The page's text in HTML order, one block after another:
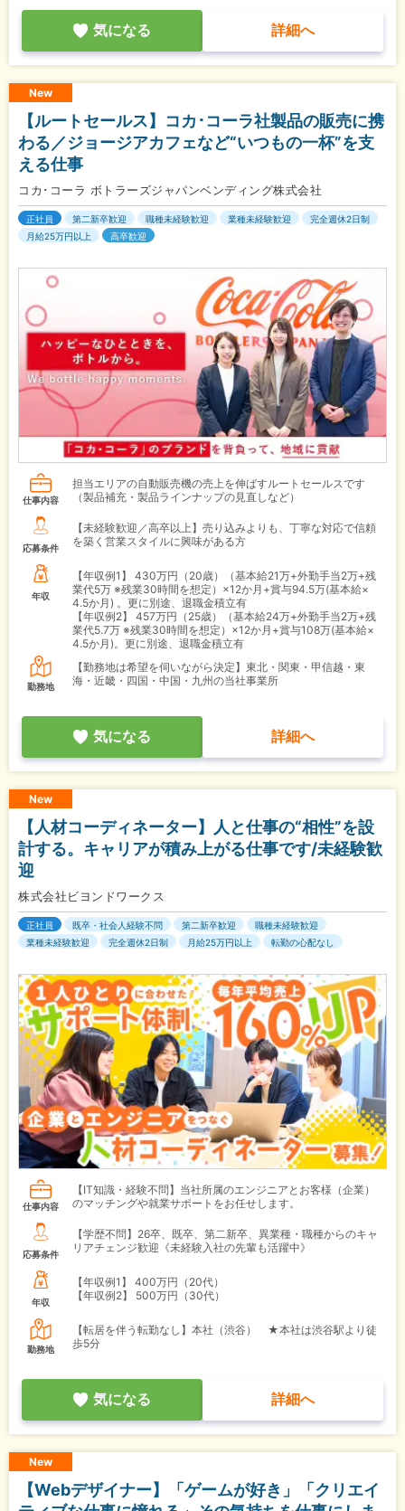
気になる 詳細へ
New
【ルートセールス】コカ･コーラ社製品の販売に携
わる／ジョージアカフェなど“いつもの一杯”を支
える仕事
コカ･コーラ ボトラーズジャパンベンディング株式会社
正社員 第二新卒歓迎 職種未経験歓迎 業種未経験歓迎
完全週休2日制
月給25万円以上
高卒歓迎
仕事内容
担当エリアの自動販売機の売上を伸ばすルートセールスです
（製品補充・製品ラインナップの見直しなど）
応募条件
【未経験歓迎／高卒以上】売り込みよりも、丁寧な対応で信頼
を築く営業スタイルに興味がある方
年収
【年収例1】
430万円（20歳）（基本給21万+外勤手当2万+残
業代5万 ※残業30時間を想定）×12か月+賞与94.5万(基本給×
4.5か月) 。更に別途、退職金積立有
【年収例2】
457万円（25歳）（基本給24万+外勤手当2万+残
業代5.7万 ※残業30時間を想定）×12か月+賞与108万(基本給×
4.5か月)。更に別途、退職金積立有
勤務地
【勤務地は希望を伺いながら決定】東北・関東・甲信越・東
海・近畿・四国・中国・九州の当社事業所
気になる 詳細へ
New
【人材コーディネーター】人と仕事の“相性”を設
計する。キャリアが積み上がる仕事です/未経験歓
迎
株式会社ビヨンドワークス
正社員 既卒・社会人経験不問 第二新卒歓迎
職種未経験歓迎
業種未経験歓迎
完全週休2日制 月給25万円以上 転勤の心配なし
仕事内容
【IT知識・経験不問】当社所属のエンジニアとお客様（企業）
のマッチングや就業サポートをお任せします。
応募条件
【学歴不問】26卒、既卒、第二新卒、異業種・職種からのキャ
リアチェンジ歓迎《未経験入社の先輩も活躍中》
年収
【年収例1】
400万円（20代）
【年収例2】
500万円（30代）
勤務地
【転居を伴う転勤なし】本社（渋谷） ★本社は渋谷駅より徒
歩5分
気になる 詳細へ
New
【Webデザイナー】「ゲームが好き」「クリエイ